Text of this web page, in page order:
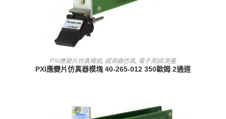
查看內容
PXI應變片仿真模組, 感測器仿真, 電子測試/測量
PXI應變片仿真器模塊 40-265-012 350歐姆 2通道